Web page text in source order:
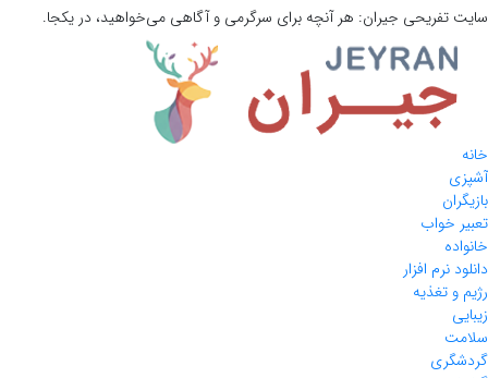
سایت تفریحی جیران: هر آنچه برای سرگرمی و آگاهی می‌خواهید، در یکجا.
خانه
آشپزی
بازیگران
تعبیر خواب
خانواده
دانلود نرم افزار
رژیم و تغذیه
زیبایی
سلامت
گردشگری